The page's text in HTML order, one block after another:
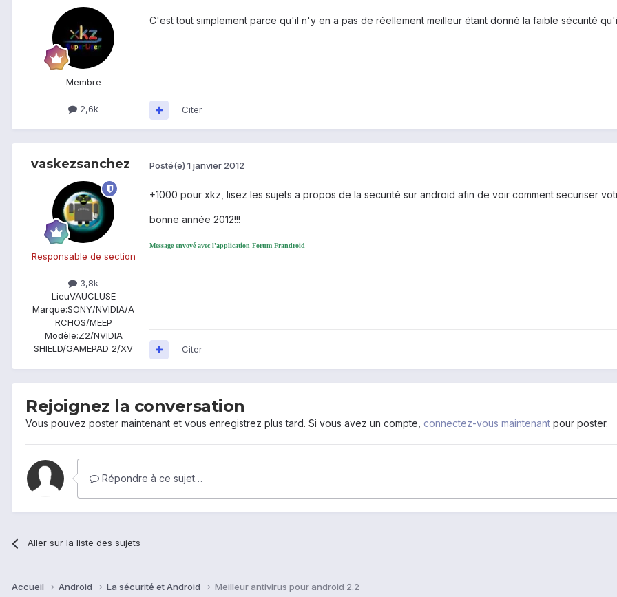
Membre
2,6k
C'est tout simplement parce qu'il n'y en a pas de réellement meilleur étant donné la faible sécurité
Citer
vaskezsanchez
Responsable de section
3,8k
LieuVAUCLUSE
Marque:SONY/NVIDIA/A
RCHOS/MEEP
Modèle:Z2/NVIDIA
SHIELD/GAMEPAD 2/XV
Posté(e) 1 janvier 2012
+1000 pour xkz, lisez les sujets a propos de la securité sur android afin de voir comment securiser
bonne année 2012!!!
Message envoyé avec l'application Forum Frandroid
Citer
Rejoignez la conversation
Vous pouvez poster maintenant et vous enregistrez plus tard. Si vous avez un compte, connectez-vous maintenant pour poster.
Répondre à ce sujet…
Aller sur la liste des sujets
Accueil Android La sécurité et Android Meilleur antivirus pour android 2.2